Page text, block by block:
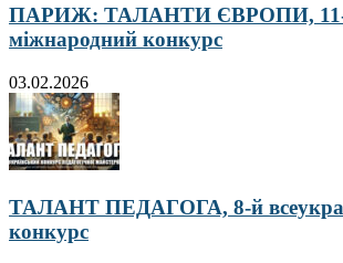
ПАРИЖ: ТАЛАНТИ ЄВРОПИ,
міжнародний конкурс
03.02.2026
ТАЛАНТ ПЕДАГОГА, 8-й
конкурс